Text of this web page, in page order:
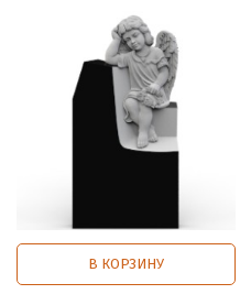
В КОРЗИНУ